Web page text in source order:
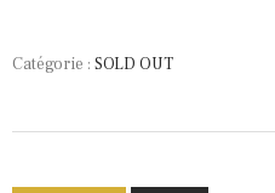
Catégorie : SOLD OUT